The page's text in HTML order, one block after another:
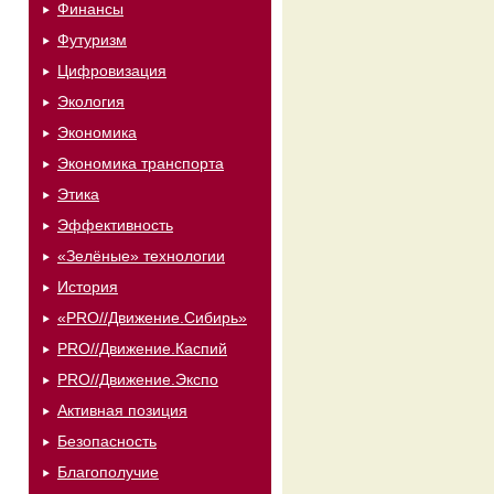
Финансы
Футуризм
Цифровизация
Экология
Экономика
Экономика транспорта
Этика
Эффективность
«Зелёные» технологии
История
«PRO//Движение.Сибирь»
PRO//Движение.Каспий
PRO//Движение.Экспо
Активная позиция
Безопасность
Благополучие